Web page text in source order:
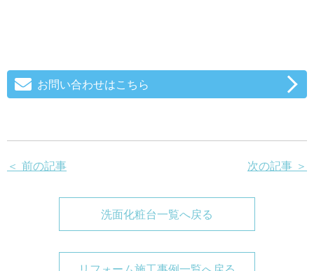
お問い合わせはこちら
＜ 前の記事 次の記事 ＞
洗面化粧台一覧へ戻る